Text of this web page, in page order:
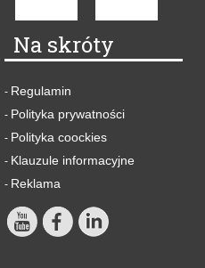
Na skróty
- Regulamin
- Polityka prywatności
- Polityka coockies
- Klauzule informacyjne
- Reklama